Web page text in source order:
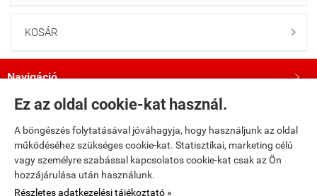
Ez az oldal cookie-kat használ.
A böngészés folytatásával jóváhagyja, hogy használjunk az oldal
működéséhez szükséges cookie-kat. Statisztikai, marketing célú
vagy személyre szabással kapcsolatos cookie-kat csak az Ön
hozzájárulása után használunk.
Részletes adatkezelési tájékoztató »
KOSÁR 
Navigáció 
Bemutatkozás
Kövess minket a Facebookon!